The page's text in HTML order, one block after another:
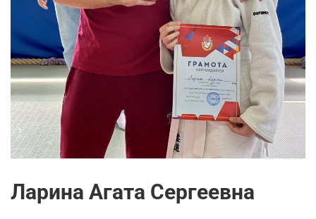
Ларина Агата Сергеевна